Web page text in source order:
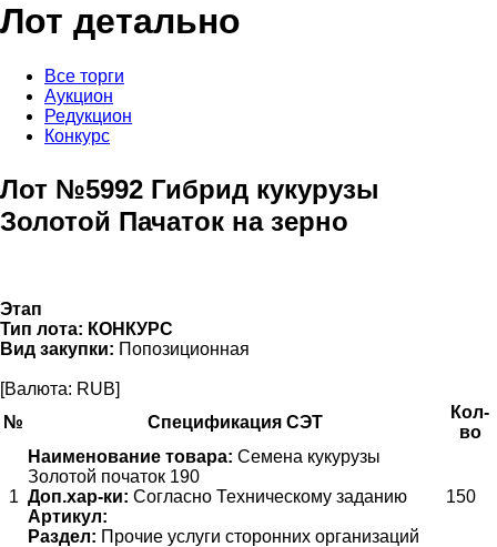
Лот детально
Все торги
Аукцион
Редукцион
Конкурс
Лот №5992 Гибрид кукурузы
Золотой Пачаток на зерно
Этап
Тип лота: КОНКУРС
Вид закупки: Попозиционная
[Валюта: RUB]
№
Спецификация СЭТ
Кол-
во
1
Наименование товара: Семена кукурузы
Золотой початок 190
Доп.хар-ки: Согласно Техническому заданию
Артикул:
Раздел: Прочие услуги сторонних организаций
150